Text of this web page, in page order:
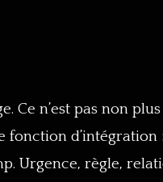
Ce n’est pas non
fonction
Urgence, règle,